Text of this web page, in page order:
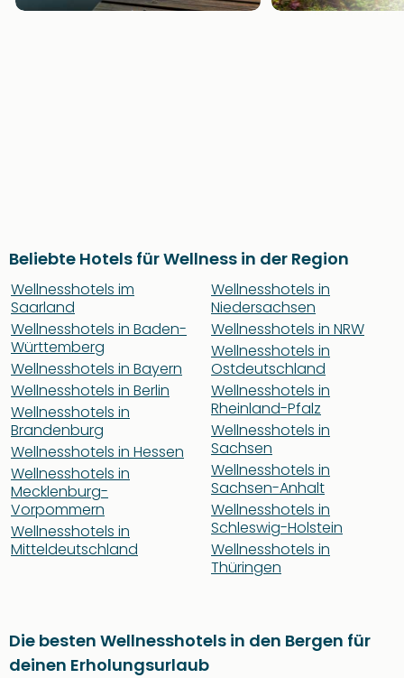
Beliebte Hotels für Wellness in der Region
Wellnesshotels im
Saarland
Wellnesshotels in Baden-
Württemberg
Wellnesshotels in Bayern
Wellnesshotels in Berlin
Wellnesshotels in
Brandenburg
Wellnesshotels in Hessen
Wellnesshotels in
Mecklenburg-
Vorpommern
Wellnesshotels in
Mitteldeutschland
Wellnesshotels in
Niedersachsen
Wellnesshotels in NRW
Wellnesshotels in
Ostdeutschland
Wellnesshotels in
Rheinland-Pfalz
Wellnesshotels in
Sachsen
Wellnesshotels in
Sachsen-Anhalt
Wellnesshotels in
Schleswig-Holstein
Wellnesshotels in
Thüringen
Die besten Wellnesshotels in den Bergen für
deinen Erholungsurlaub